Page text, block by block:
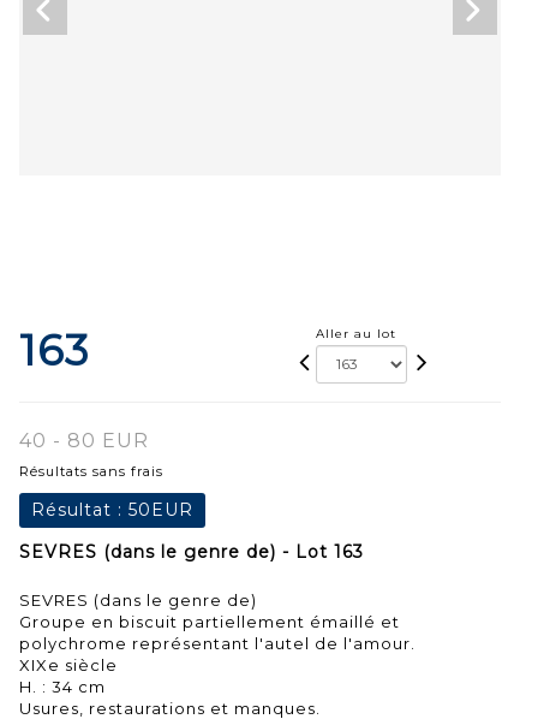
163 Aller au lot
40 - 80 EUR
Résultats sans frais
Résultat : 50EUR
SEVRES (dans le genre de) - Lot 163
SEVRES (dans le genre de)
Groupe en biscuit partiellement émaillé et
polychrome représentant l'autel de l'amour.
XIXe siècle
H. : 34 cm
Usures, restaurations et manques.